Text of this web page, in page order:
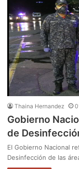
Thaina Hernandez
Gobierno
de
El Gobierno Nacional
Desinfección de las